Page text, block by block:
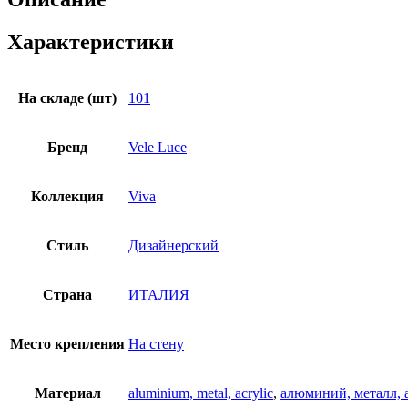
Характеристики
На складе (шт) 101
Бренд Vele Luce
Коллекция Viva
Стиль Дизайнерский
Страна ИТАЛИЯ
Место крепления На стену
Материал aluminium, metal, acryliс, алюминий, металл,